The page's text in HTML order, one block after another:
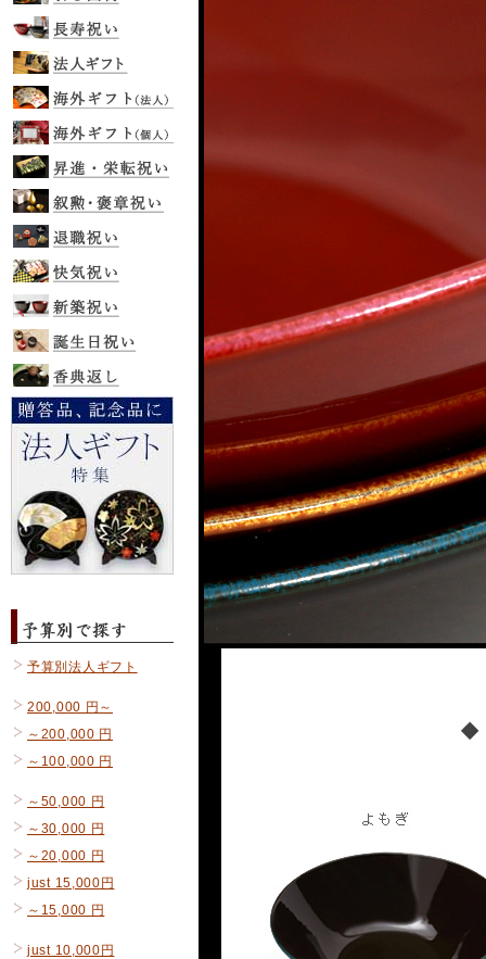
予算別法人ギフト
200,000 円～
～200,000 円
～100,000 円
～50,000 円
～30,000 円
～20,000 円
just 15,000円
～15,000 円
just 10,000円